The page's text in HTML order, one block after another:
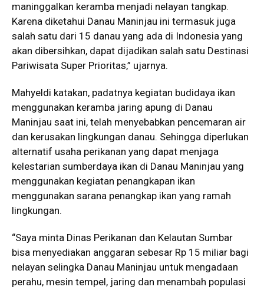
maninggalkan keramba menjadi nelayan tangkap.
Karena diketahui Danau Maninjau ini termasuk juga
salah satu dari 15 danau yang ada di Indonesia yang
akan dibersihkan, dapat dijadikan salah satu Destinasi
Pariwisata Super Prioritas,” ujarnya.
Mahyeldi katakan, padatnya kegiatan budidaya ikan
menggunakan keramba jaring apung di Danau
Maninjau saat ini, telah menyebabkan pencemaran air
dan kerusakan lingkungan danau. Sehingga diperlukan
alternatif usaha perikanan yang dapat menjaga
kelestarian sumberdaya ikan di Danau Maninjau yang
menggunakan kegiatan penangkapan ikan
menggunakan sarana penangkap ikan yang ramah
lingkungan.
“Saya minta Dinas Perikanan dan Kelautan Sumbar
bisa menyediakan anggaran sebesar Rp 15 miliar bagi
nelayan selingka Danau Maninjau untuk mengadaan
perahu, mesin tempel, jaring dan menambah populasi